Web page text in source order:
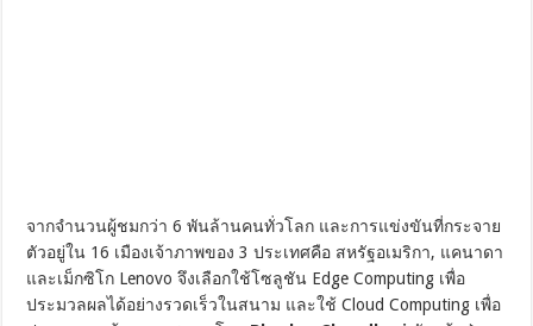
จากจำนวนผู้ชมกว่า 6 พันล้านคนทั่วโลก และการแข่งขันที่กระจาย
ตัวอยู่ใน 16 เมืองเจ้าภาพของ 3 ประเทศคือ สหรัฐอเมริกา, แคนาดา
และเม็กซิโก Lenovo จึงเลือกใช้โซลูชัน Edge Computing เพื่อ
ประมวลผลได้อย่างรวดเร็วในสนาม และใช้ Cloud Computing เพื่อ